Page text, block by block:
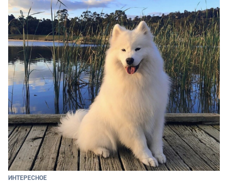
ИНТЕРЕСНОЕ